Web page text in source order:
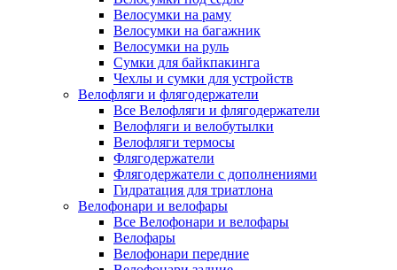
Велосумки на раму
Велосумки на багажник
Велосумки на руль
Сумки для байкпакинга
Чехлы и сумки для устройств
Велофляги и флягодержатели
Все Велофляги и флягодержатели
Велофляги и велобутылки
Велофляги термосы
Флягодержатели
Флягодержатели с дополнениями
Гидратация для триатлона
Велофонари и велофары
Все Велофонари и велофары
Велофары
Велофонари передние